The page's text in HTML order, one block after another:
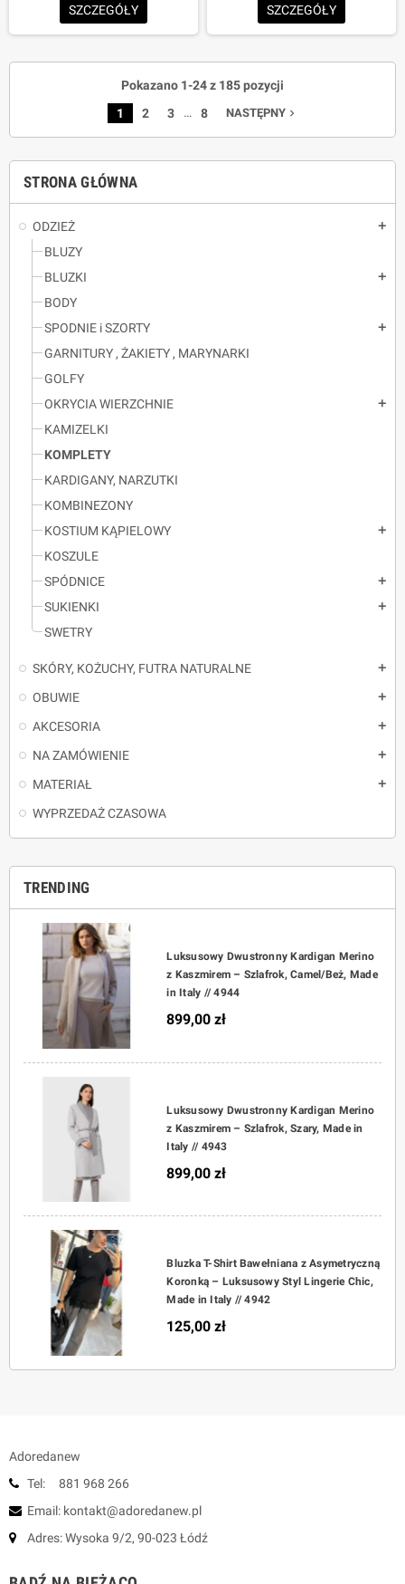
STRONA GŁÓWNA
ODZIEŻ add
BLUZY
BLUZKI
add
BODY
SPODNIE i SZORTY
add
GARNITURY , ŻAKIETY , MARYNARKI
GOLFY
OKRYCIA WIERZCHNIE
add
KAMIZELKI
KOMPLETY
KARDIGANY, NARZUTKI
KOMBINEZONY
KOSTIUM KĄPIELOWY
add
KOSZULE
SPÓDNICE
add
SUKIENKI add
SWETRY
SKÓRY, KOŻUCHY, FUTRA NATURALNE add
OBUWIE add
AKCESORIA add
NA ZAMÓWIENIE add
MATERIAŁ add
WYPRZEDAŻ CZASOWA
TRENDING
Luksusowy Dwustronny Kardigan Merino
z Kaszmirem – Szlafrok, Camel/Beż, Made
in Italy // 4944
899,00 zł
Luksusowy Dwustronny Kardigan Merino
z Kaszmirem – Szlafrok, Szary, Made in
Italy // 4943
899,00 zł
Bluzka T-Shirt Bawełniana z Asymetryczną
Koronką – Luksusowy Styl Lingerie Chic,
Made in Italy // 4942
125,00 zł
SZCZEGÓŁY SZCZEGÓŁY
Pokazano 1-24 z 185 pozycji
1
2 3 … 8 NASTĘPNYnavigate_next
Adoredanew
Tel: 881 968 266
Email: kontakt@adoredanew.pl
Adres: Wysoka 9/2, 90-023 Łódź